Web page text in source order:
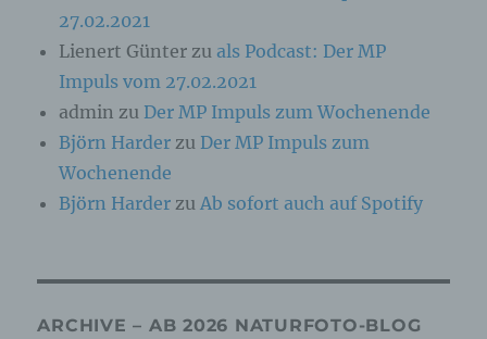
27.02.2021
Lienert Günter zu als Podcast: Der MP
Impuls vom 27.02.2021
admin zu Der MP Impuls zum Wochenende
Björn Harder zu Der MP Impuls zum
Wochenende
Björn Harder zuAb sofort auch auf Spotify
ARCHIVE – AB 2026 NATURFOTO-BLOG
Verarbeitung ist jeder mit oder ohne Hilfe
automatisierter Verfahren ausgeführte Vorgang
oder jede solche Vorgangsreihe im
Zusammenhang mit personenbezogenen Daten
wie das Erheben, das Erfassen, die
Organisation, das Ordnen, die Speicherung, die
Anpassung oder Veränderung, das Auslesen,
das Abfragen, die Verwendung, die Offenlegung
durch Übermittlung, Verbreitung oder eine